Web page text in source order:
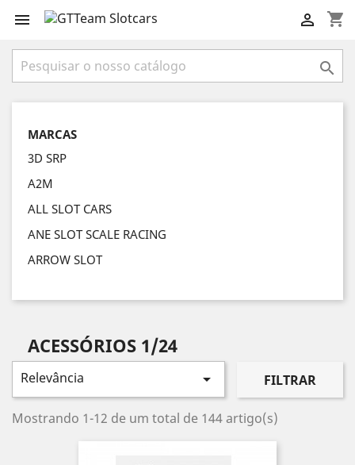
 shopping_cart


MARCAS
3D SRP
A2M
ALL SLOT CARS
ANE SLOT SCALE RACING
ARROW SLOT
ACESSÓRIOS 1/24
Relevância  FILTRAR
Mostrando 1-12 de um total de 144 artigo(s)